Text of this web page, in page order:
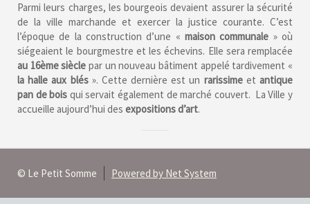
Parmi leurs charges, les bourgeois devaient assurer la sécurité
de la ville marchande et exercer la justice courante. C’est
l’époque de la construction d’une « maison communale » où
siégeaient le bourgmestre et les échevins. Elle sera remplacée
au 16ème siècle par un nouveau bâtiment appelé tardivement «
la halle aux blés». Cette dernière est un rarissimeetantique
pan de bois qui servait également de marché couvert. La Ville y
accueille aujourd’hui des expositionsd’art.
© Le Petit Somme Powered by Net System